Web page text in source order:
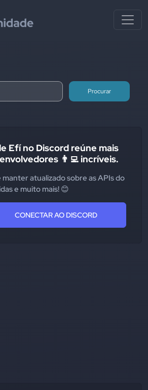
Procurar
Efí no Discord reúne mais
👨‍💻 incríveis.
atualizado sobre as APIs do
e muito mais! 😊
CONECTAR AO DISCORD